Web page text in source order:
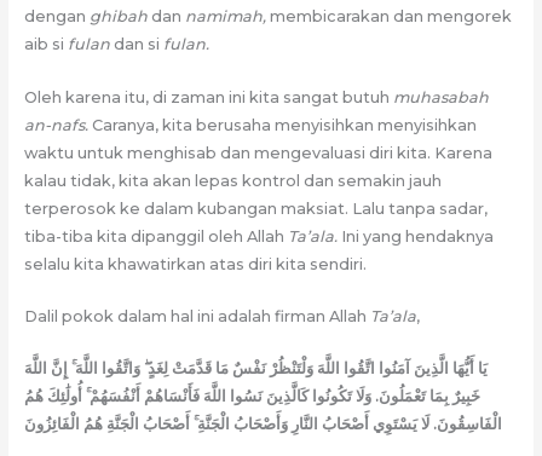
dengan ghibah dan namimah, membicarakan dan mengorek
aib si fulan dan si fulan.
Oleh karena itu, di zaman ini kita sangat butuh muhasabah
an-nafs. Caranya, kita berusaha menyisihkan menyisihkan
waktu untuk menghisab dan mengevaluasi diri kita. Karena
kalau tidak, kita akan lepas kontrol dan semakin jauh
terperosok ke dalam kubangan maksiat. Lalu tanpa sadar,
tiba-tiba kita dipanggil oleh Allah Ta’ala. Ini yang hendaknya
selalu kita khawatirkan atas diri kita sendiri.
Dalil pokok dalam hal ini adalah firman Allah Ta’ala,
يَا أَيُّهَا الَّذِينَ آمَنُوا اتَّقُوا اللَّهَ وَلْتَنْظُرْ نَفْسٌ مَا قَدَّمَتْ لِغَدٍ ۖ وَاتَّقُوا اللَّهَ ۚ إِنَّ اللَّهَ
خَبِيرٌ بِمَا تَعْمَلُونَ. وَلَا تَكُونُوا كَالَّذِينَ نَسُوا اللَّهَ فَأَنْسَاهُمْ أَنْفُسَهُمْ ۚ أُولَٰئِكَ هُمُ
الْفَاسِقُونَ. لَا يَسْتَوِي أَصْحَابُ النَّارِ وَأَصْحَابُ الْجَنَّةِ ۚ أَصْحَابُ الْجَنَّةِ هُمُ الْفَائِزُونَ